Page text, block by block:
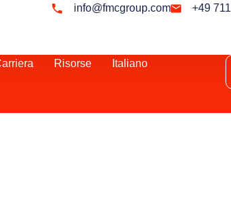
info@fmcgroup.com +49
Risorse Italiano